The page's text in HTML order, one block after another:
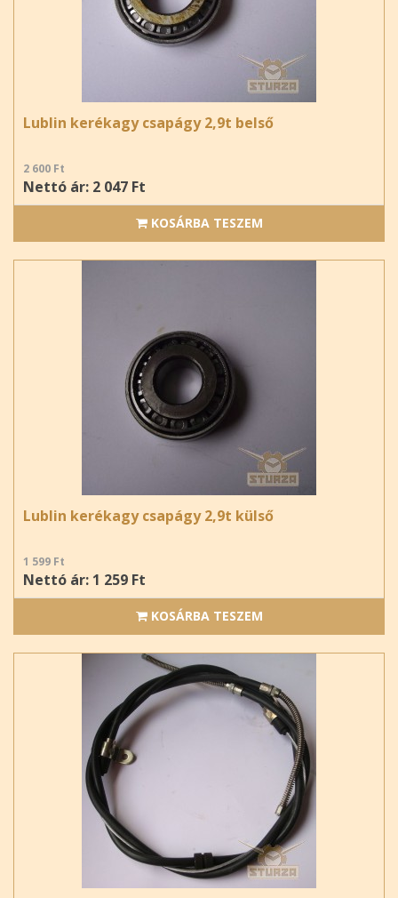
Lublin kerékagy csapágy 2,9t belső
2 600 Ft
Nettó ár: 2 047 Ft
KOSÁRBA TESZEM
Lublin kerékagy csapágy 2,9t külső
1 599 Ft
Nettó ár: 1 259 Ft
KOSÁRBA TESZEM